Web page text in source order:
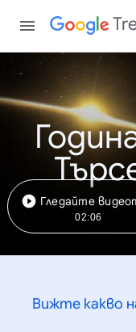
Гледайте
02:06
Вижте какво